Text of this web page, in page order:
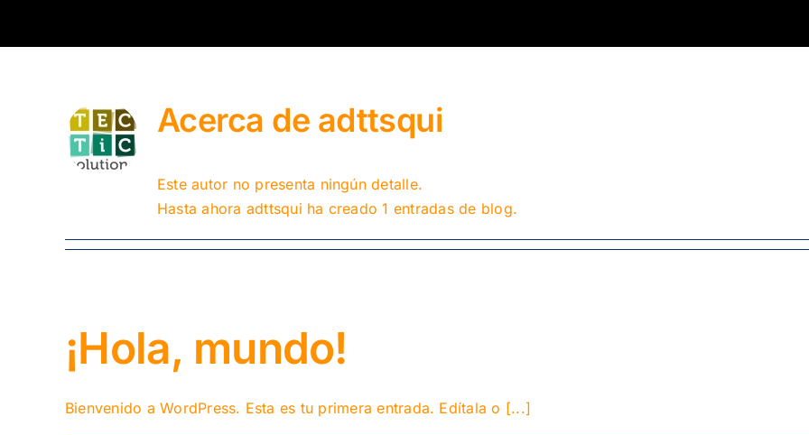
Acerca de adttsqui
Este autor no presenta ningún detalle.
Hasta ahora adttsqui ha creado 1 entradas de blog.
¡Hola, mundo!
Bienvenido a WordPress. Esta es tu primera entrada. Edítala o [...]